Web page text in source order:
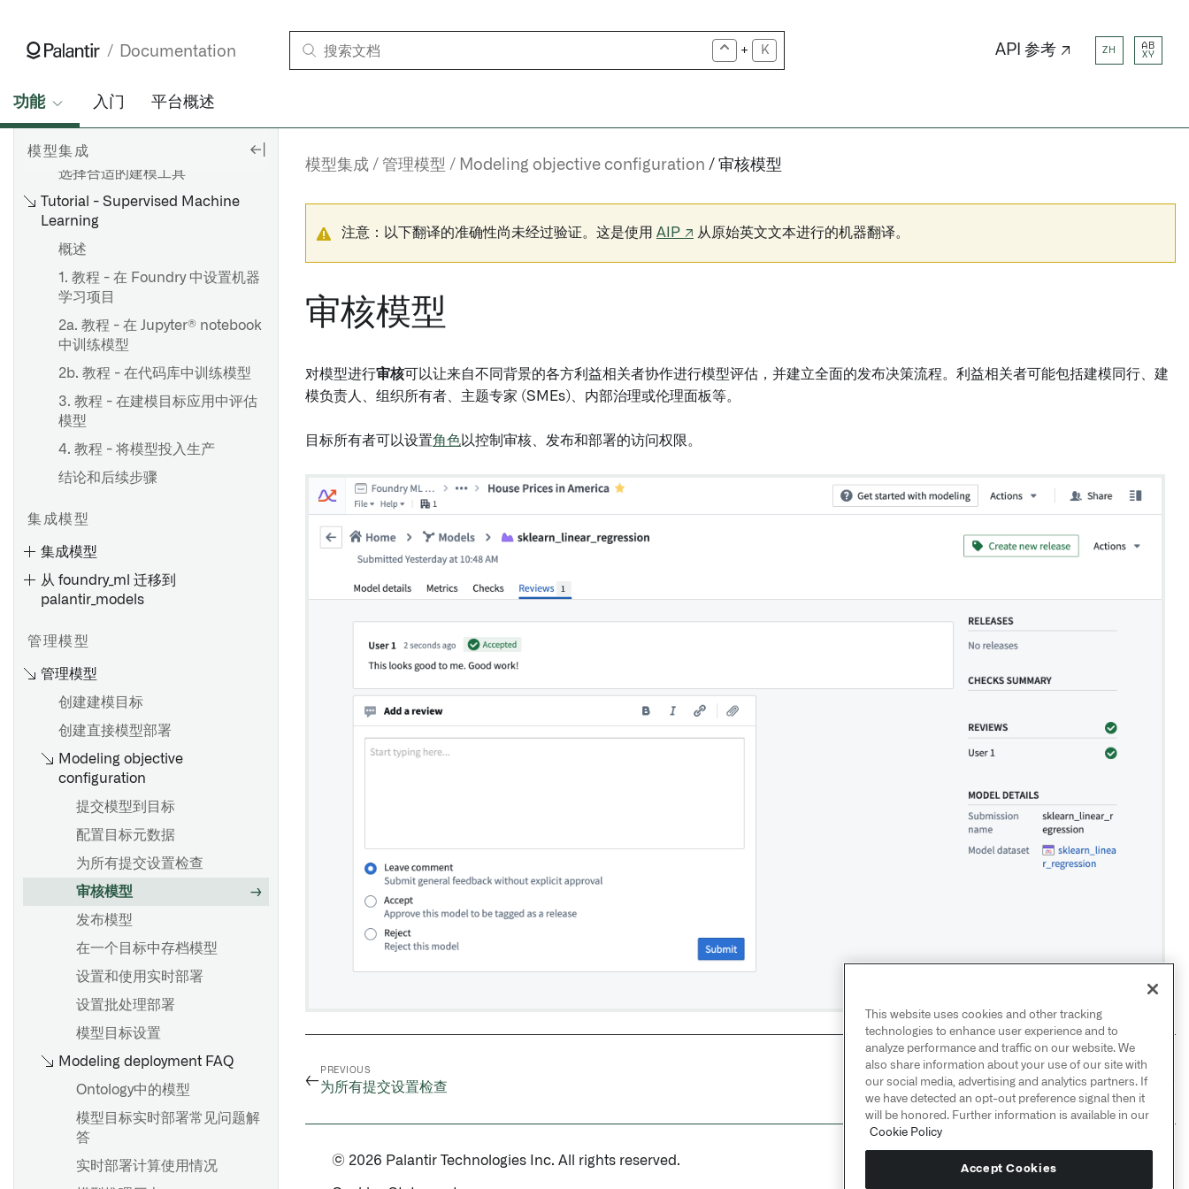
Documentation + K API 参考 ↗ ZH
AB
XY
功能 入门 平台概述
模型集成
Core concepts
模型上的函数
选择合适的建模工具
Tutorial - Supervised Machine
Learning
概述
1. 教程 - 在 Foundry 中设置机器
学习项目
2a. 教程 - 在 Jupyter® notebook
中训练模型
2b. 教程 - 在代码库中训练模型
3. 教程 - 在建模目标应用中评估
模型
4. 教程 - 将模型投入生产
结论和后续步骤
集成模型
集成模型
模型适配器概述
创建模型适配器
模型的序列化
模型适配器 API
在 Jupyter® 笔记本中训练模型
在代码库中训练模型
在代码库中使用 scikit-learn
训练二元分类模型
升级模型适配器而不重新训练
从预训练文件发布模型
示例：上传 scikit-learn 模型
概述
以容器模型上传图像
示例：实现一个容器模型适配
常见问题
将语言模型导入Foundry
从 foundry_ml 迁移到
palantir_models
管理模型
管理模型
创建建模目标
创建直接模型部署
Modeling objective
configuration
提交模型到目标
配置目标元数据
为所有提交设置检查
审核模型
发布模型
在一个目标中存档模型
设置和使用实时部署
设置批处理部署
模型目标设置
Modeling deployment FAQ
Ontology中的模型
模型目标实时部署常见问题解
答
实时部署计算使用情况
模型集成 管理模型 Modeling objective configuration 审核模型
注意：以下翻译的准确性尚未经过验证。这是使用 AIP ↗ 从原始英文文本进行的机器翻译。
审核模型
对模型进行审核可以让来自不同背景的各方利益相关者协作进行模型评估，并建立全面的发布决策流程。利益相关者可能包括建模同行、建
模负责人、组织所有者、主题专家 (SMEs)、内部治理或伦理面板等。
目标所有者可以设置角色以控制审核、发布和部署的访问权限。
←
PREVIOUS
为所有提交设置检查
NEXT
发布模型
© 2026 Palantir Technologies Inc. All rights reserved.
This website uses cookies and other tracking
technologies to enhance user experience and to
analyze performance and traffic on our website. We
also share information about your use of our site with
our social media, advertising and analytics partners. If
we have detected an opt-out preference signal then it
will be honored. Further information is available in our
Cookie Policy
Accept Cookies